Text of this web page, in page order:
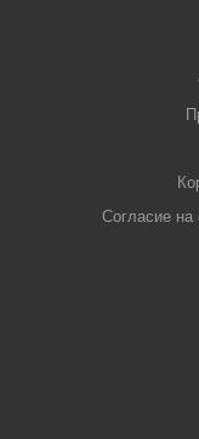
Согласие на